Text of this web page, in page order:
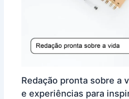
Redação pronta sobre a
e experiências para